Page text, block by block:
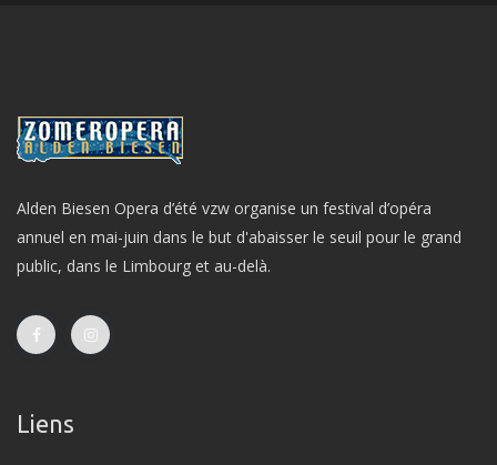
Alden Biesen Opera d’été vzw organise un festival d’opéra
annuel en mai-juin dans le but d'abaisser le seuil pour le grand
public, dans le Limbourg et au-delà.
Liens